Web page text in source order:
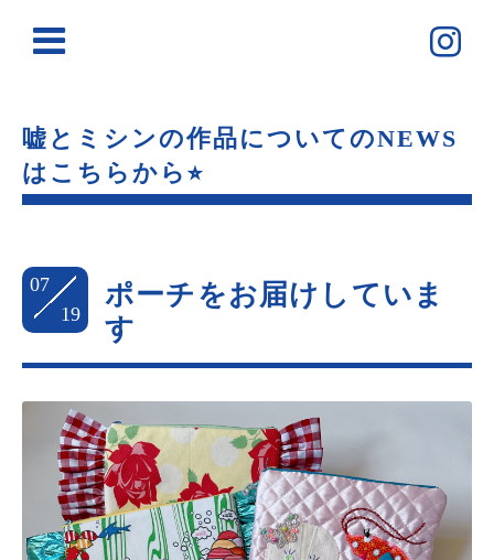
嘘とミシンの作品についてのNEWS
はこちらから⭐︎
07
19
ポーチをお届けしていま
す